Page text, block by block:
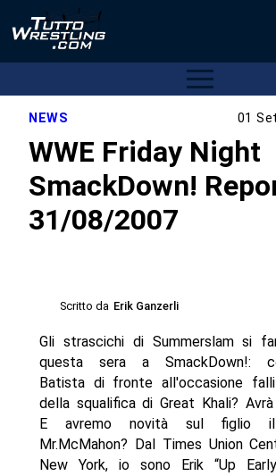
NEWS 01
WWE Friday Night
SmackDown!
31/08/2007
Scritto da Erik Ganzerli
Gli strascichi di Summerslam si
questa sera a SmackDown!:
Batista di fronte all'occasione
della squalifica di Great Khali?
E avremo novità sul figlio
Mr.McMahon? Dal Times Union
New York, io sono Erik “Up